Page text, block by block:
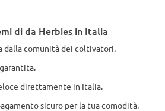
di da Herbies in Italia
dalla comunità dei coltivatori.
direttamente in Italia.
sicuro per la tua comodità.